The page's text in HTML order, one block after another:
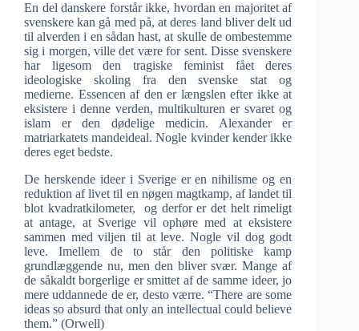
En del danskere forstår ikke, hvordan en majoritet af
svenskere kan gå med på, at deres land bliver delt ud
til alverden i en sådan hast, at skulle de ombestemme
sig i morgen, ville det være for sent. Disse svenskere
har ligesom den tragiske feminist fået deres
ideologiske skoling fra den svenske stat og
medierne. Essencen af den er længslen efter ikke at
eksistere i denne verden, multikulturen er svaret og
islam er den dødelige medicin. Alexander er
matriarkatets mandeideal. Nogle kvinder kender ikke
deres eget bedste.
De herskende ideer i Sverige er en nihilisme og en
reduktion af livet til en nøgen magtkamp, af landet til
blot kvadratkilometer, og derfor er det helt rimeligt
at antage, at Sverige vil ophøre med at eksistere
sammen med viljen til at leve. Nogle vil dog godt
leve. Imellem de to står den politiske kamp
grundlæggende nu, men den bliver svær. Mange af
de såkaldt borgerlige er smittet af de samme ideer, jo
mere uddannede de er, desto værre. “There are some
ideas so absurd that only an intellectual could believe
them.” (Orwell)